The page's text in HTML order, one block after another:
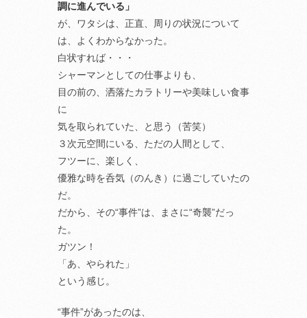
調に進んでいる」
が、ワタシは、正直、周りの状況について
は、よくわからなかった。
白状すれば・・・
シャーマンとしての仕事よりも、
目の前の、洒落たカラトリーや美味しい食事
に
気を取られていた、と思う（苦笑）
３次元空間にいる、ただの人間として、
フツーに、楽しく、
優雅な時を呑気（のんき）に過ごしていたの
だ。
だから、その“事件”は、まさに“奇襲”だっ
た。
ガツン！
「あ、やられた」
という感じ。
“事件”があったのは、